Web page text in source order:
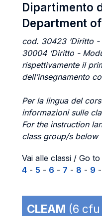
Dipartimento
Department
cod. 30423 ‘Diritto -
30004 ‘Diritto -
rispettivamente il
dell’insegnamento
Per la lingua del
informazioni sulle
For the instruction
class group/s below
Vai alle classi / Go
4 - 5 - 6 - 7 - 8 - 9 -
CLEAM (6 cfu